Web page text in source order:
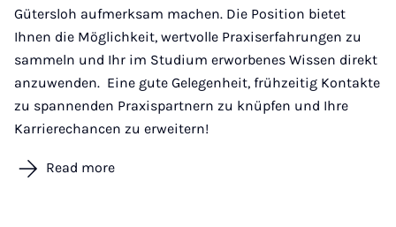
Gütersloh aufmerksam machen. Die Position bietet
Ihnen die Möglichkeit, wertvolle Praxiserfahrungen zu
sammeln und Ihr im Studium erworbenes Wissen direkt
anzuwenden. Eine gute Gelegenheit, frühzeitig Kontakte
zu spannenden Praxispartnern zu knüpfen und Ihre
Karrierechancen zu erweitern!
Read more